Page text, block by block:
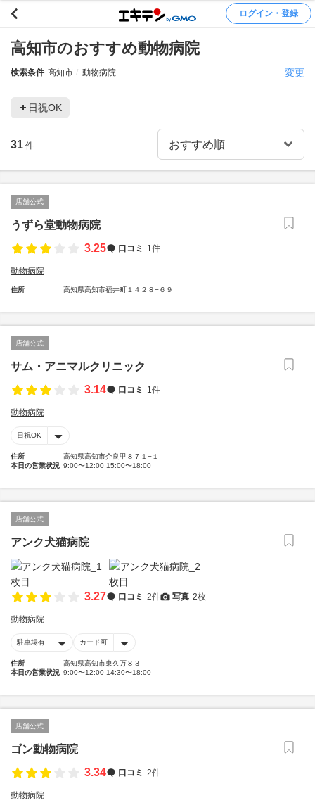
ログイン・登録
高知市のおすすめ動物病院
検索条件 高知市 動物病院 変更
日祝OK
31 件
店舗公式
うずら堂動物病院
3.25
口コミ 1件
動物病院
住所 高知県高知市福井町１４２８−６９
店舗公式
サム・アニマルクリニック
3.14
口コミ 1件
動物病院
日祝OK
住所
高知県高知市介良甲８７１−１
本日の営業状況 9:00〜12:00 15:00〜18:00
店舗公式
アンク犬猫病院
3.27 口コミ 2件 写真 2枚
動物病院
駐車場有 カード可
住所
高知県高知市東久万８３
本日の営業状況 9:00〜12:00 14:30〜18:00
店舗公式
ゴン動物病院
3.34
口コミ 2件
動物病院